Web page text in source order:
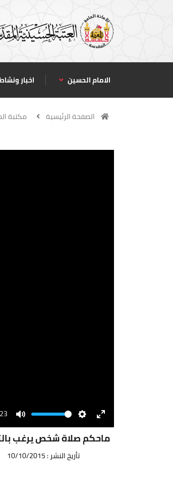
الامام الحسين اخبار
الصفحة الرئيسية مكتبة
Mute
Volume
SettingsEnter
fullscreenماحكم صلاة شخص يرغب
تأريخ النشر : 10/10/2015